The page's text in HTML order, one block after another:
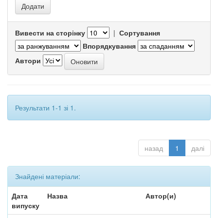
Вивести на сторінку | Сортування
Впорядкування
Автори
Результати 1-1 зі 1.
назад 1 далі
Знайдені матеріали:
Дата
випуску
Назва Автор(и)